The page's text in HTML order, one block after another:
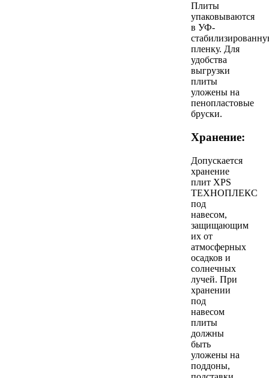
Плиты
упаковываются
в УФ-
пленку. Для
удобства
выгрузки
плиты
уложены на
пенопластовые
бруски.
Хранение:
Допускается
хранение
плит XPS
ТЕХНОПЛЕКС
под
навесом,
защищающим
их от
атмосферных
осадков и
солнечных
лучей. При
хранении
под
навесом
плиты
должны
быть
уложены на
поддоны,